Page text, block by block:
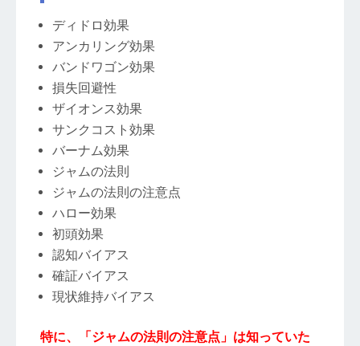
ディドロ効果
アンカリング効果
バンドワゴン効果
損失回避性
ザイオンス効果
サンクコスト効果
バーナム効果
ジャムの法則
ジャムの法則の注意点
ハロー効果
初頭効果
認知バイアス
確証バイアス
現状維持バイアス
特に、「ジャムの法則の注意点」は知っていた